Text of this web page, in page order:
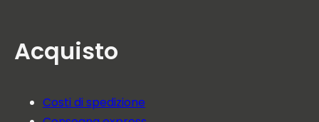
Acquisto
Costi di spedizione